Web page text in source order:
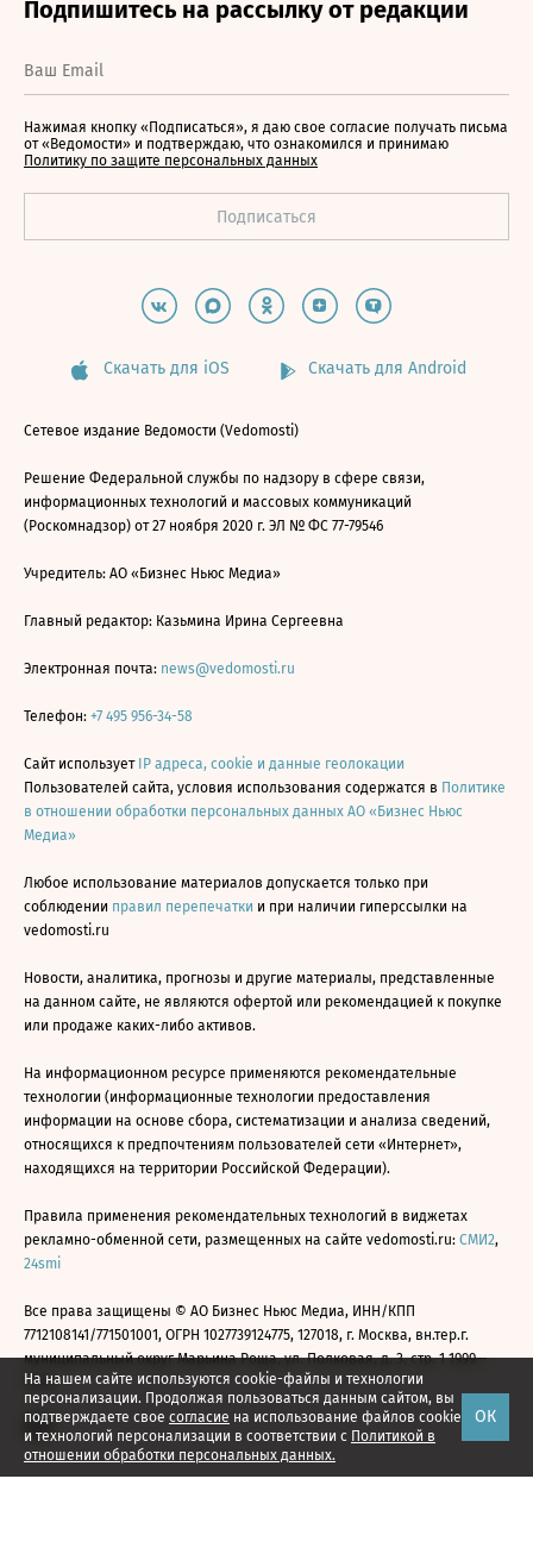
На нашем сайте используются cookie-файлы и технологии
персонализации. Продолжая пользоваться данным сайтом, вы
подтверждаете свое согласие на использование файлов cookie
и технологий персонализации в соответствии с Политикой в
отношении обработки персональных данных.
ОК
Нажимая кнопку «Подписаться», я даю свое согласие получать письма
от «Ведомости» и подтверждаю, что ознакомился и принимаю
Политику по защите персональных данных
Скачать для iOS Скачать для Android
Сетевое издание Ведомости (Vedomosti)
Решение Федеральной службы по надзору в сфере связи,
информационных технологий и массовых коммуникаций
(Роскомнадзор) от 27 ноября 2020 г. ЭЛ № ФС 77-79546
Учредитель: АО «Бизнес Ньюс Медиа»
Главный редактор: Казьмина Ирина Сергеевна
Электронная почта: news@vedomosti.ru
Телефон: +7 495 956-34-58
Сайт использует IP адреса, cookie и данные геолокации
Пользователей сайта, условия использования содержатся в Политике
в отношении обработки персональных данных АО «Бизнес Ньюс
Медиа»
Любое использование материалов допускается только при
соблюдении правил перепечатки и при наличии гиперссылки на
vedomosti.ru
Новости, аналитика, прогнозы и другие материалы, представленные
на данном сайте, не являются офертой или рекомендацией к покупке
или продаже каких-либо активов.
На информационном ресурсе применяются рекомендательные
технологии (информационные технологии предоставления
информации на основе сбора, систематизации и анализа сведений,
относящихся к предпочтениям пользователей сети «Интернет»,
находящихся на территории Российской Федерации).
Правила применения рекомендательных технологий в виджетах
рекламно-обменной сети, размещенных на сайте vedomosti.ru: СМИ2,
24smi
Все права защищены © АО Бизнес Ньюс Медиа, ИНН/КПП
7712108141/771501001, ОГРН 1027739124775, 127018, г. Москва, вн.тер.г.
муниципальный округ Марьина Роща, ул. Полковая, д. 3, стр. 1 1999—
2026